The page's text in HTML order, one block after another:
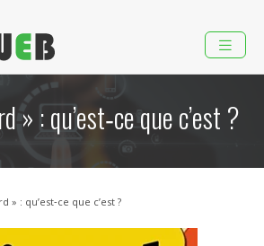
» : qu’est‑ce que c’est ?
» : qu’est‑ce que c’est ?